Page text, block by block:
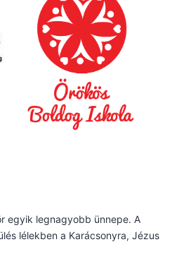
egyik legnagyobb ünnepe. A
lélekben a Karácsonyra, Jézus